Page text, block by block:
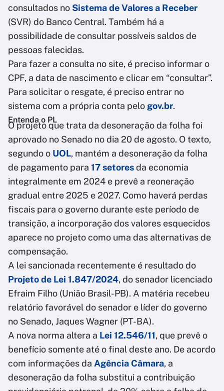
consultados no Sistema de Valores a Receber
(SVR) do Banco Central. Também há a
possibilidade de consultar possíveis saldos de
pessoas falecidas.
Para fazer a consulta no site, é preciso informar o
CPF, a data de nascimento e clicar em “consultar”.
Para solicitar o resgate, é preciso entrar no
sistema com a própria conta pelo gov.br.
Entenda o PL
O projeto que trata da desoneração da folha foi
aprovado no Senado no dia 20 de agosto. O texto,
segundo o UOL, mantém a desoneração da folha
de pagamento para 17 setoresda economia
integralmente em 2024 e prevê a reoneração
gradual entre 2025 e 2027. Como haverá perdas
fiscais para o governo durante este período de
transição, a incorporação dos valores esquecidos
aparece no projeto como uma das alternativas de
compensação.
A lei sancionada recentemente é resultado do
Projeto de Lei 1.847/2024, do senador licenciado
Efraim Filho (União Brasil-PB). A matéria recebeu
relatório favorável do senador e líder do governo
no Senado, Jaques Wagner (PT-BA).
A nova norma altera a Lei 12.546/11, que prevê o
benefício somente até o final deste ano. De acordo
com informações da Agência Câmara, a
desoneração da folha substitui a contribuição